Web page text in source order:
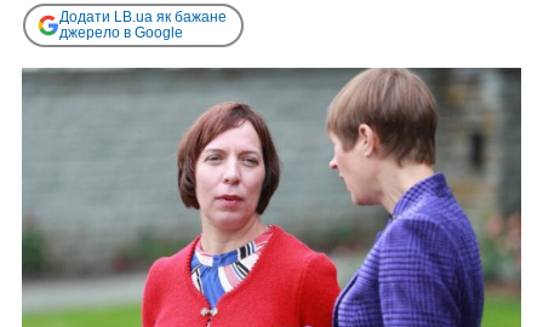
Додати LB.ua як бажане
джерело в Google